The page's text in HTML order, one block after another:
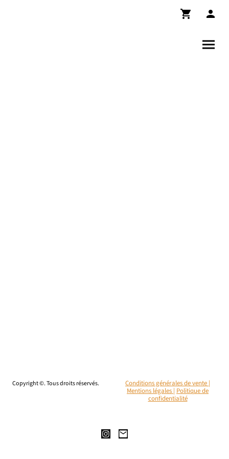
Copyright ©. Tous droits réservés.
Conditions générales de vente |
Mentions légales | Politique de
confidentialité